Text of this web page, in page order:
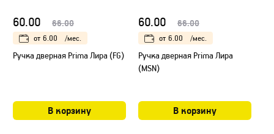
60.00 66.00
от 6.00 /мес.
Ручка дверная Prima Лира (FG)
В корзину
60.00 66.00
от 6.00 /мес.
Ручка дверная Prima Лира
(MSN)
В корзину